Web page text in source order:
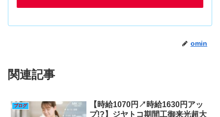
omin
関連記事
ブログ
【時給1070円↗時給1630円アッ
プ!?】ジヤトコ期間工御来光超大